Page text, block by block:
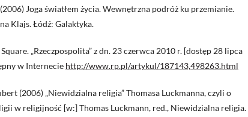
Joga światłem życia. Wewnętrzna podróż ku przemianie.
Klajs. Łódź: Galaktyka.
Square. „Rzeczpospolita” z dn. 23 czerwca 2010 r. [dostęp 28 lipca
w Internecie http://www.rp.pl/artykul/187143,498263.html
(2006) „Niewidzialna religia” Thomasa Luckmanna, czyli o
w religijność [w:] Thomas Luckmann, red., Niewidzialna religia.